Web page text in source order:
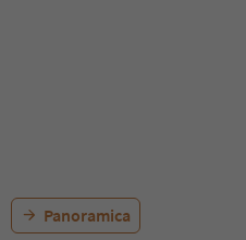
Panoramica